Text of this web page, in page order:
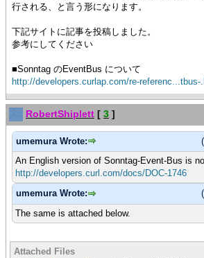
行される、と言う形になります。
下記サイトに記事を投稿しました。
参考にしてください
■Sonntag のEventBus について
http://developers.curlap.com/re-referenc...tbus-
RobertShiplett [ 3 ]
umemura Wrote:
An English version of Sonntag-Event-Bus is
http://developers.curl.com/docs/DOC-1746
umemura Wrote:
The same is attached below.
Attached Files